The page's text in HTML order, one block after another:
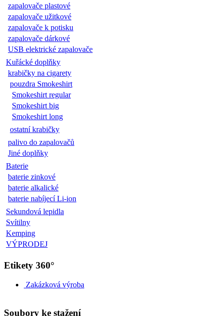
zapalovače plastové
zapalovače užitkové
zapalovače k potisku
zapalovače dárkové
USB elektrické zapalovače
Kuřácké doplňky
krabičky na cigarety
pouzdra Smokeshirt
Smokeshirt regular
Smokeshirt big
Smokeshirt long
ostatní krabičky
palivo do zapalovačů
Jiné doplňky
Baterie
baterie zinkové
baterie alkalické
baterie nabíjecí Li-ion
Sekundová lepidla
Svítilny
Kemping
VÝPRODEJ
Etikety 360°
Zakázková výroba
Soubory ke stažení